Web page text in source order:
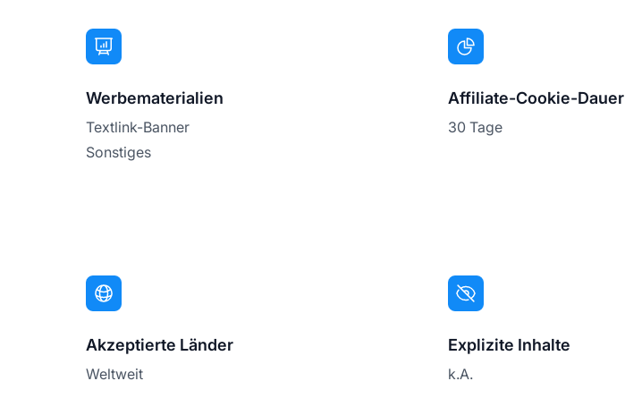
Werbematerialien
Textlink-Banner
Sonstiges
Affiliate-Cookie-Dauer
30 Tage
Akzeptierte Länder
Weltweit
Explizite Inhalte
k.A.